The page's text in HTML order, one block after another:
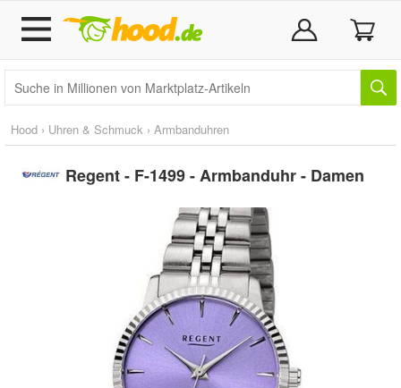
Hood › Uhren & Schmuck › Armbanduhren
Regent - F-1499 - Armbanduhr - Damen